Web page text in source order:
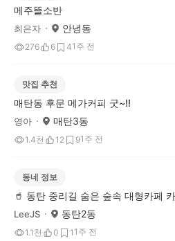
메주뜰소반
최은자 안녕동
276 6 41주 전
맛집 추천
매탄동 후문 메가커피 굿~!!
영아 매탄3동
1.4천 12 91주 전
동네 정보
LeeJS 동탄2동
1.1천 0 1 1주 전